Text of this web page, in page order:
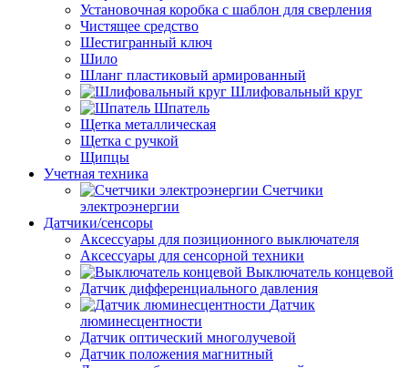
Установочная коробка с шаблон для сверления
Чистящее средство
Шестигранный ключ
Шило
Шланг пластиковый армированный
Шлифовальный круг
Шпатель
Щетка металлическая
Щетка с ручкой
Щипцы
Учетная техника
Счетчики
электроэнергии
Датчики/сенсоры
Аксессуары для позиционного выключателя
Аксессуары для сенсорной техники
Выключатель концевой
Датчик дифференциального давления
Датчик
люминесцентности
Датчик оптический многолучевой
Датчик положения магнитный